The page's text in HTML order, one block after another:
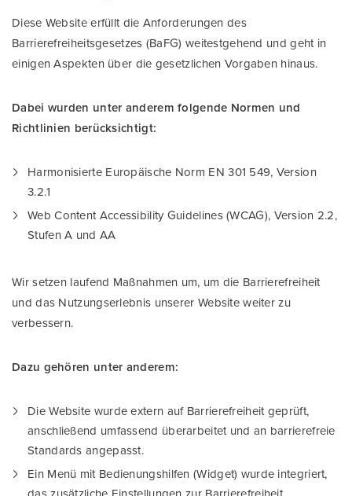
Diese Website erfüllt die Anforderungen des
Barrierefreiheitsgesetzes (BaFG) weitestgehend und geht in
einigen Aspekten über die gesetzlichen Vorgaben hinaus.
Dabei wurden unter anderem folgende Normen und
Richtlinien berücksichtigt:
Harmonisierte Europäische Norm EN 301 549, Version
3.2.1
Web Content Accessibility Guidelines (WCAG), Version 2.2,
Stufen A und AA
Wir setzen laufend Maßnahmen um, um die Barrierefreiheit
und das Nutzungserlebnis unserer Website weiter zu
verbessern.
Dazu gehören unter anderem:
Die Website wurde extern auf Barrierefreiheit geprüft,
anschließend umfassend überarbeitet und an barrierefreie
Standards angepasst.
Ein Menü mit Bedienungshilfen (Widget) wurde integriert,